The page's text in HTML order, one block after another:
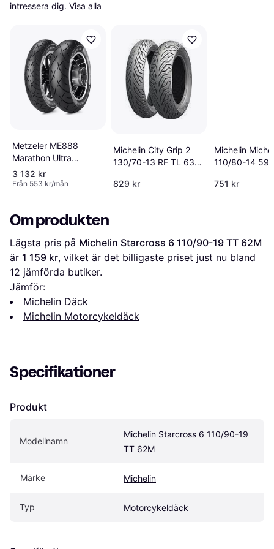
intressera dig. Visa alla
Metzeler ME888
Marathon Ultra
240/40 R18 79V M/C
TL
3 132 kr
Från 553 kr/mån
Michelin City Grip 2
130/70-13 RF TL 63S
829 kr
Michelin
110/80-14 59S
751 kr
Om produkten
Lägsta pris på Michelin Starcross 6 110/90-19 TT 62M
är 1 159 kr
12 jämförda butiker.
Jämför:
Michelin Däck
Michelin Motorcykeldäck
Specifikationer
Produkt
Modellnamn
Michelin Starcross 6 110/90-19
TT 62M
Märke Michelin
Typ Motorcykeldäck